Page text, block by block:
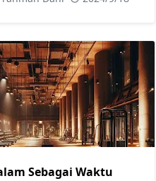
Sebagai Waktu